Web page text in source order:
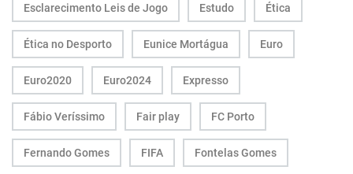
Esclarecimento Leis de Jogo Estudo Ética
Ética no Desporto Eunice Mortágua Euro
Euro2020 Euro2024 Expresso
Fábio Veríssimo Fair play FC Porto
Fernando Gomes FIFA Fontelas Gomes